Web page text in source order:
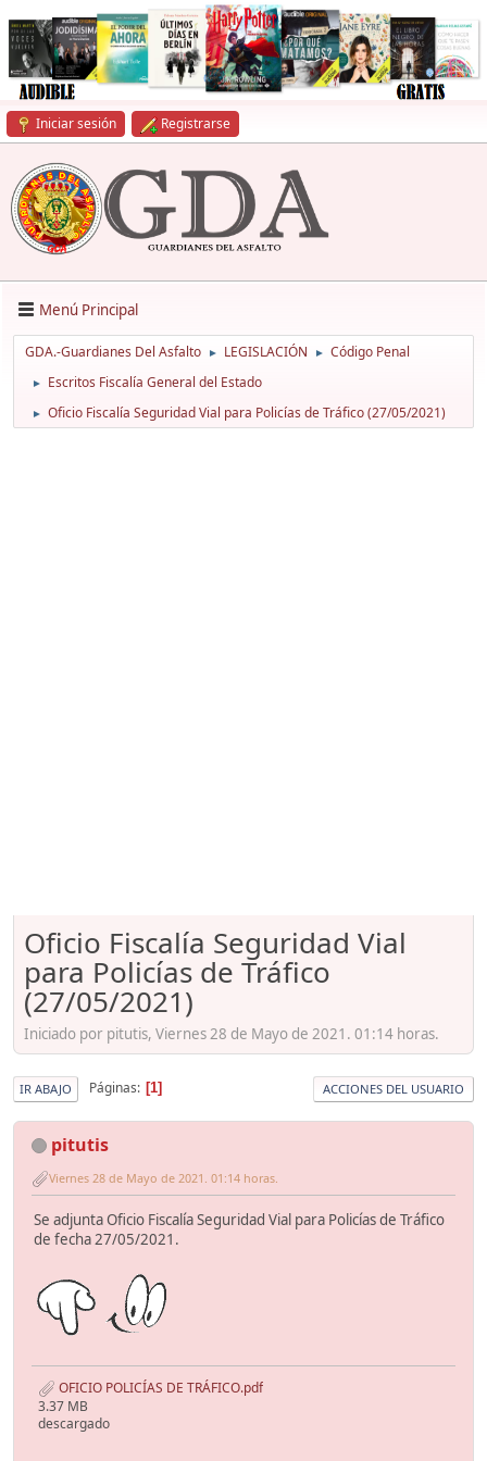
Iniciar sesión Registrarse
Menú Principal
GDA.-Guardianes Del Asfalto ► LEGISLACIÓN ► Código Penal
► Escritos Fiscalía General del Estado
► Oficio Fiscalía Seguridad Vial para Policías de Tráfico (27/05/2021)
Oficio Fiscalía Seguridad Vial
para Policías de Tráfico
(27/05/2021)
Iniciado por pitutis, Viernes 28 de Mayo de 2021. 01:14 horas.
IR ABAJO Páginas 1 ACCIONES DEL USUARIO
pitutis
Viernes 28 de Mayo de 2021. 01:14 horas.
Se adjunta Oficio Fiscalía Seguridad Vial para Policías de Tráfico
de fecha 27/05/2021.
OFICIO POLICÍAS DE TRÁFICO.pdf
3.37 MB
descargado